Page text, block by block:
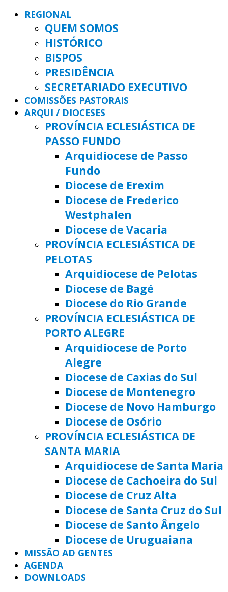
REGIONAL
QUEM SOMOS
HISTÓRICO
BISPOS
PRESIDÊNCIA
SECRETARIADO EXECUTIVO
COMISSÕES PASTORAIS
ARQUI / DIOCESES
PROVÍNCIA ECLESIÁSTICA DE
PASSO FUNDO
Arquidiocese de Passo
Fundo
Diocese de Erexim
Diocese de Frederico
Westphalen
Diocese de Vacaria
PROVÍNCIA ECLESIÁSTICA DE
PELOTAS
Arquidiocese de Pelotas
Diocese de Bagé
Diocese do Rio Grande
PROVÍNCIA ECLESIÁSTICA DE
PORTO ALEGRE
Arquidiocese de Porto
Alegre
Diocese de Caxias do Sul
Diocese de Montenegro
Diocese de Novo Hamburgo
Diocese de Osório
PROVÍNCIA ECLESIÁSTICA DE
SANTA MARIA
Arquidiocese de Santa Maria
Diocese de Cachoeira do Sul
Diocese de Cruz Alta
Diocese de Santa Cruz do Sul
Diocese de Santo Ângelo
Diocese de Uruguaiana
MISSÃO AD GENTES
AGENDA
DOWNLOADS